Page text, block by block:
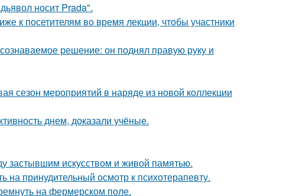
носит Prada".
к посетителям во время лекции, чтобы участники
решение: он поднял правую руку и
сезон мероприятий в наряде из новой коллекции
днем, доказали учёные.
застывшим искусством и живой памятью.
принудительный осмотр к психотерапевту.
на фермерском поле.